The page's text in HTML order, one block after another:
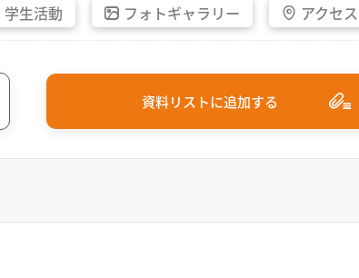
学生活動 フォトギャラリー アクセス
資料リストに追加する